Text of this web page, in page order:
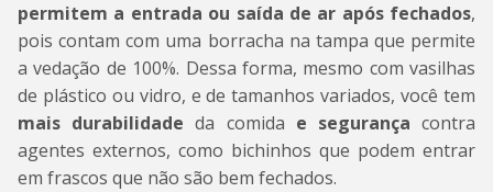
permitem a entrada ou saída de ar após fechados,
pois contam com uma borracha na tampa que permite
a vedação de 100%. Dessa forma, mesmo com vasilhas
de plástico ou vidro, e de tamanhos variados, você tem
mais durabilidade da comida e segurança contra
agentes externos, como bichinhos que podem entrar
em frascos que não são bem fechados.